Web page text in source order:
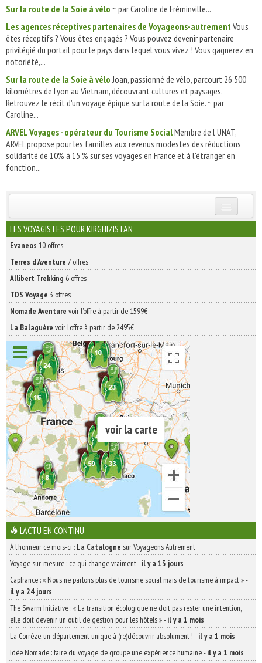
Sur la route de la Soie à vélo ~ par Caroline de Fréminville...
Les agences réceptives partenaires de Voyageons-autrement Vous
êtes réceptifs ? Vous êtes engagés ? Vous pouvez devenir partenaire
privilégié du portail pour le pays dans lequel vous vivez ! Vous gagnerez en
notoriété,...
Sur la route de la Soie à vélo Joan, passionné de vélo, parcourt 26 500
kilomètres de Lyon au Vietnam, découvrant cultures et paysages.
Retrouvez le récit d'un voyage épique sur la route de la Soie. ~ par
Caroline...
ARVEL Voyages - opérateur du Tourisme SocialMembre de l'UNAT,
ARVEL propose pour les familles aux revenus modestes des réductions
solidarité de 10% à 15 % sur ses voyages en France et à l'étranger, en
fonction...
INSCRIVEZ-VOUS | ABONNEZ-VOUS
LES VOYAGISTES POUR KIRGHIZISTAN
Evaneos 10 offres
Terres d'Aventure 7 offres
Allibert Trekking 6 offres
TDS Voyage 3 offres
Nomade Aventure voir l'offre à partir de 1599€
La Balaguère voir l'offre à partir de 2495€
voir la carte
L'ACTU EN CONTINU
À l'honneur ce mois-ci : La Catalogne sur Voyageons Autrement
Voyage sur-mesure : ce qui change vraiment-il y a 13 jours
Capfrance : « Nous ne parlons plus de tourisme social mais de tourisme à impact »-
il y a 24 jours
The Swarm Initiative : « La transition écologique ne doit pas rester une intention,
elle doit devenir un outil de gestion pour les hôtels »-il y a 1 mois
La Corrèze, un département unique à (re)découvrir absolument ! -il y a 1 mois
Idée Nomade : faire du voyage de groupe une expérience humaine-il y a 1 mois